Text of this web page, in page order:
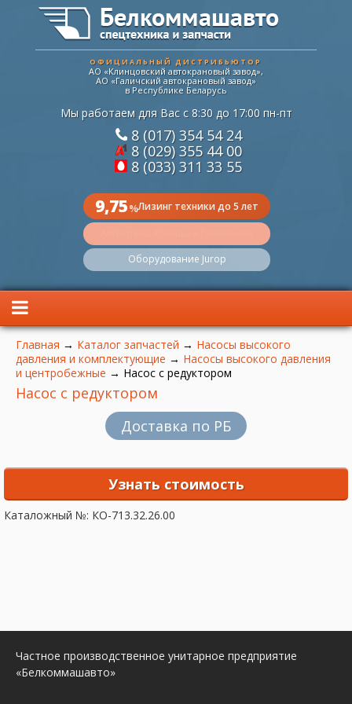
ОФИЦИАЛЬНЫЙ ДИСТРИБЬЮТОР
АО «Клинцовский автокрановый завод»,
АО «Галичский автокрановый завод»
в Республике Беларусь
Мы работаем для Вас с 8:30 до 17:00 пн-пт
8 (017) 354 54 24
8 (029) 355 44 00
8 (033) 311 33 55
9,75%Лизинг техники до 5 лет
Оборудование Jurop
Вы здесь
Главная → Каталог запчастей → Насосы высокого
давления и комплектующие → Насосы высокого давления
и центробежные → Насос с редуктором
Насос с редуктором
Доставка по РБ
Узнать стоимость
Каталожный №: КО-713.32.26.00
Частное производственное унитарное предприятие
«Белкоммашавто»